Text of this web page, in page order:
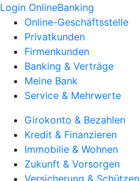
Login OnlineBanking
Online-Geschäftsstelle
Privatkunden
Firmenkunden
Banking & Verträge
Meine Bank
Service & Mehrwerte
Girokonto & Bezahlen
Kredit & Finanzieren
Immobilie & Wohnen
Zukunft & Vorsorgen
Versicherung & Schützen